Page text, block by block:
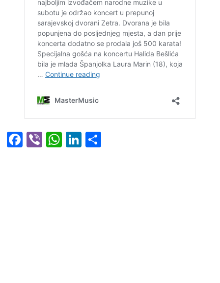
Facebook
ViberWhatsApp
LinkedIn